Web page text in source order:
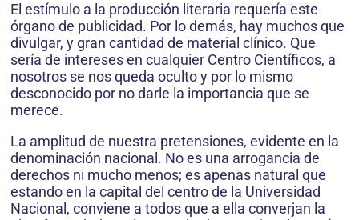
El estímulo a la producción literaria requería este
órgano de publicidad. Por lo demás, hay muchos que
divulgar, y gran cantidad de material clínico. Que
sería de intereses en cualquier Centro Científicos, a
nosotros se nos queda oculto y por lo mismo
desconocido por no darle la importancia que se
merece.
La amplitud de nuestra pretensiones, evidente en la
denominación nacional. No es una arrogancia de
derechos ni mucho menos; es apenas natural que
estando en la capital del centro de la Universidad
Nacional, conviene a todos que a ella converjan la